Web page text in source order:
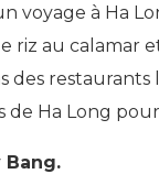
voyage à Ha
riz au calamar
des restaurants
de Ha Long
Bang.